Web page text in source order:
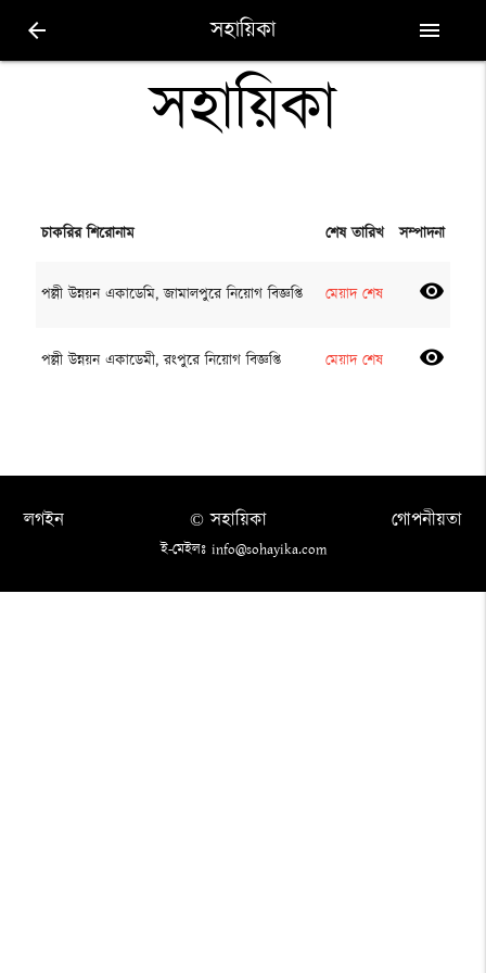
arrow_back সহায়িকা menu
সহায়িকা
চাকরির শিরোনাম শেষ তারিখ সম্পাদনা
পল্লী উন্নয়ন একাডেমি, জামালপুরে নিয়োগ বিজ্ঞপ্তি মেয়াদ শেষ visibility
পল্লী উন্নয়ন একাডেমী, রংপুরে নিয়োগ বিজ্ঞপ্তি মেয়াদ শেষ visibility
লগইন গোপনীয়তা
© সহায়িকা
ই-মেইলঃ info@sohayika.com